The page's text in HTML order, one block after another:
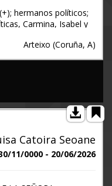
hermanos políticos;
Carmina, Isabel y
de su alma y
primer aniversario, que
4 de Julio, a las DOCE
de Santa Eulalia de
las gracias.
Arteixo (Coruña, A)
Catoira Seoane
11/0000 - 20/06/2026